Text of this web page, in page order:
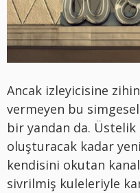
Ancak izleyicisine
vermeyen bu
bir yandan da. Üstelik
oluşturacak kadar
kendisini okutan
sivrilmiş kuleleriyle